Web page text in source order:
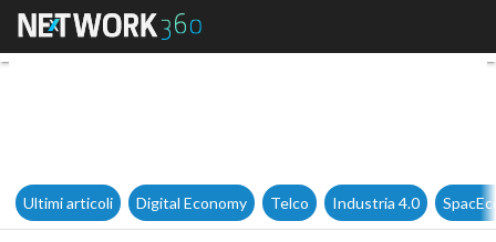
Sanità digitale, maxi-
Ultimi articoli Digital Economy Telco Industria 4.0